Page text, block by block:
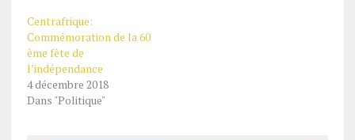
Centrafrique:
Commémoration de la 60
ème fête de
l’indépendance
4 décembre 2018
Dans "Politique"